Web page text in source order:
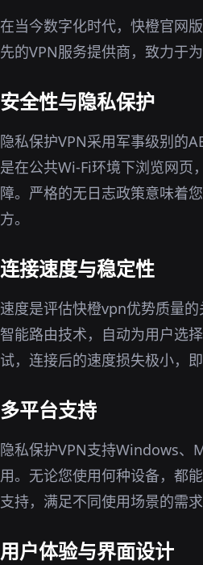
在当今数字化时代，快橙官网
先的VPN服务提供商，致力于
安全性与隐私保护
隐私保护VPN采用军事级别的
是在公共Wi-Fi环境下浏览网页
障。严格的无日志政策意味着
方。
连接速度与稳定性
速度是评估快橙vpn优势质量
智能路由技术，自动为用户选
试，连接后的速度损失极小，
多平台支持
隐私保护VPN支持Windows、
用。无论您使用何种设备，都
支持，满足不同使用场景的需求
用户体验与界面设计